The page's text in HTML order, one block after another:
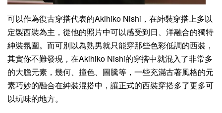
可以作為復古穿搭代表的Akihiko Nishi，在紳裝穿搭上多以
定製西裝為主，從他的照片中可以感受到日、洋融合的獨特
紳裝氛圍。而可別以為熟男就只能穿那些色彩低調的西裝，
其實你不難發現，在Akihiko Nishi的穿搭中就混入了非常多
的大膽元素，幾何、撞色、圖騰等，一些充滿古著風格的元
素巧妙的融合在紳裝混搭中，讓正式的西裝穿搭多了更多可
以玩味的地方。